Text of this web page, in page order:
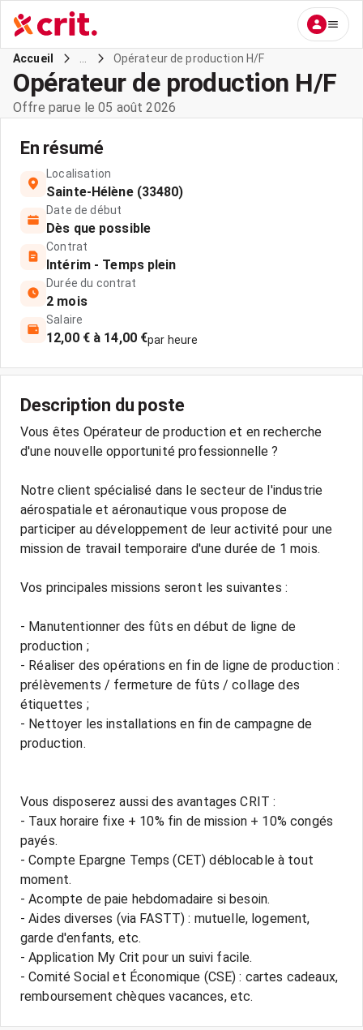
Accueil Opérateur de production H/F
Opérateur de production H/F
Offre parue le 05 août 2026
En résumé
Localisation
Sainte-Hélène (33480)
Date de début
Dès que possible
Contrat
Intérim - Temps plein
Durée du contrat
2 mois
Salaire
12,00 € à 14,00 €par heure
Description du poste
Vous êtes Opérateur de production et en recherche
d'une nouvelle opportunité professionnelle ?
Notre client spécialisé dans le secteur de l'industrie
aérospatiale et aéronautique vous propose de
participer au développement de leur activité pour une
mission de travail temporaire d'une durée de 1 mois.
Vos principales missions seront les suivantes :
- Manutentionner des fûts en début de ligne de
production ;
- Réaliser des opérations en fin de ligne de production :
prélèvements / fermeture de fûts / collage des
étiquettes ;
- Nettoyer les installations en fin de campagne de
production.
Vous disposerez aussi des avantages CRIT :
- Taux horaire fixe + 10% fin de mission + 10% congés
payés.
- Compte Epargne Temps (CET) déblocable à tout
moment.
- Acompte de paie hebdomadaire si besoin.
- Aides diverses (via FASTT) : mutuelle, logement,
garde d'enfants, etc.
- Application My Crit pour un suivi facile.
- Comité Social et Économique (CSE) : cartes cadeaux,